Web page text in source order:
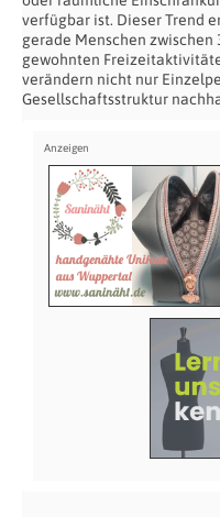
verfügbar ist. Dieser Trend
gerade Menschen
gewohnten
verändern nicht nur
Gesellschaftsstruktur